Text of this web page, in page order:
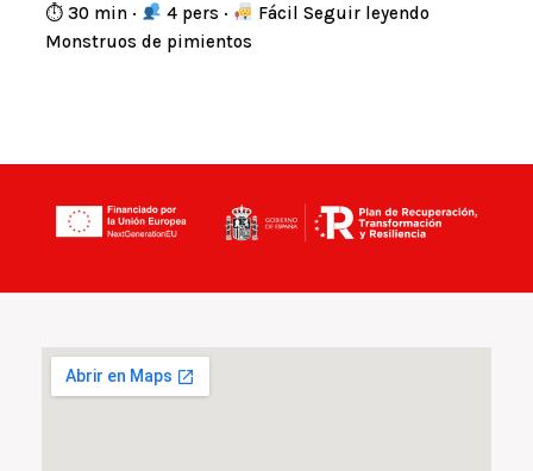
⏱ 30 min · 4 pers ·
Fácil Seguir leyendo
Monstruos de pimientos